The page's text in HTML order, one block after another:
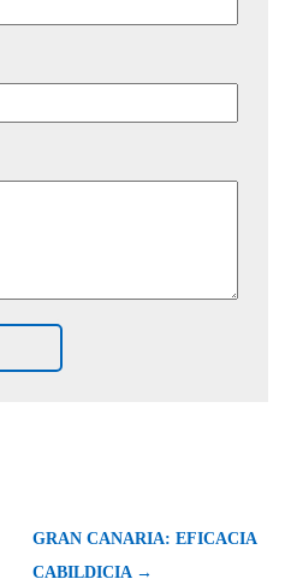
GRAN CANARIA: EFICACIA
CABILDICIA →